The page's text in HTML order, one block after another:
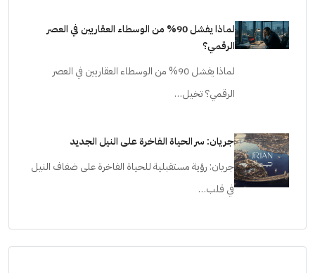
لماذا يفشل 90% من الوسطاء العقاريين في العصر
الرقمي؟
لماذا يفشل 90% من الوسطاء العقاريين في العصر
الرقمي؟ تخيل…
جريان: سر الحياة الفاخرة على النيل الجديد
جريان: رؤية مستقبلية للحياة الفاخرة على ضفاف النيل
في قلب…